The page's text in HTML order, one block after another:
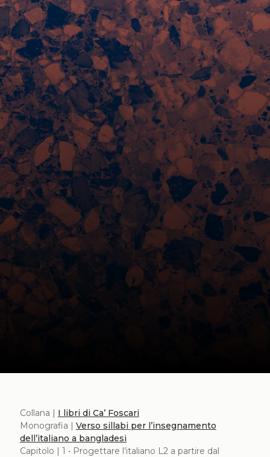
Collana | I libri di Ca’ Foscari
Monografia | Verso sillabi per l’insegnamento
dell’italiano a bangladesi
Capitolo | 1 • Progettare l’italiano L2 a partire dal